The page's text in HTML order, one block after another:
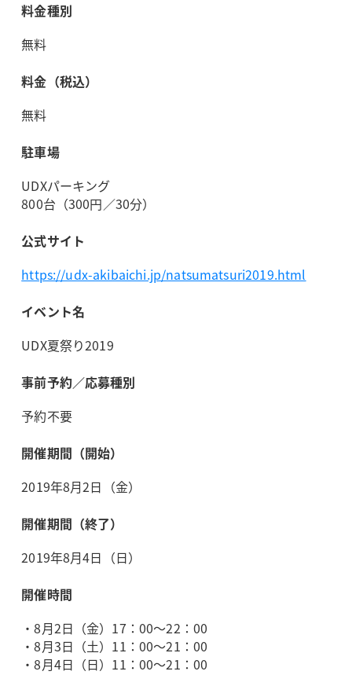
料金種別
無料
料金（税込）
無料
駐車場
UDXパーキング
800台（300円／30分）
公式サイト
https://udx-akibaichi.jp/natsumatsuri2019.html
イベント名
UDX夏祭り2019
事前予約／応募種別
予約不要
開催期間（開始）
2019年8月2日（金）
開催期間（終了）
2019年8月4日（日）
開催時間
・8月2日（金）17：00～22：00
・8月3日（土）11：00～21：00
・8月4日（日）11：00～21：00